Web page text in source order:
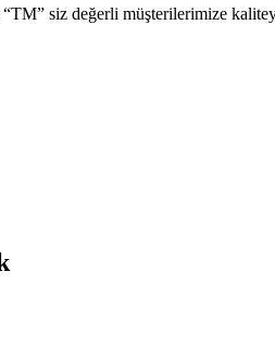
“TM” siz değerli müşterilerimize